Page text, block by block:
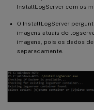
InstallLogServer com os
O InstallLogServer
imagens atuais do
imagens, pois os dados
separadamente.